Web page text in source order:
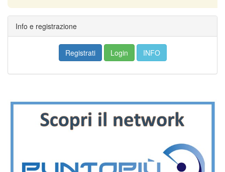
Info e registrazione
Registrati Login INFO